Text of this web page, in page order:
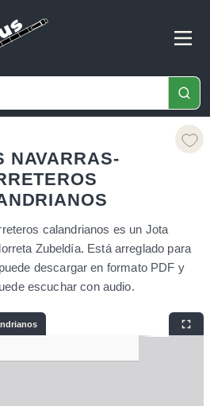
NAVARRAS-
calandrianos es un Jota
Zubeldía. Está arreglado para
descargar en formato PDF y
escuchar con audio.